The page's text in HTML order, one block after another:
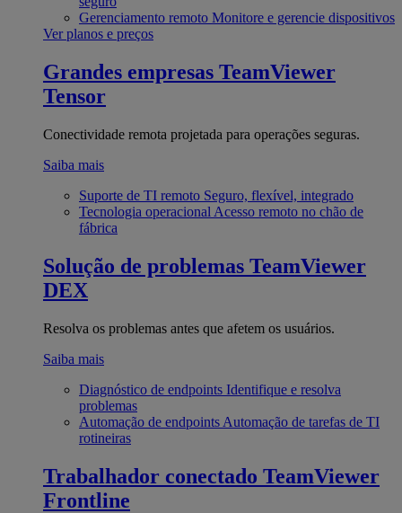
Gerenciamento remoto Monitore e gerencie dispositivos
Ver planos e preços
Grandes empresas TeamViewer
Tensor
Conectividade remota projetada para operações seguras.
Saiba mais
Suporte de TI remoto Seguro, flexível, integrado
Tecnologia operacional Acesso remoto no chão de
fábrica
Solução de problemas TeamViewer
DEX
Resolva os problemas antes que afetem os usuários.
Saiba mais
Diagnóstico de endpoints Identifique e resolva
problemas
Automação de endpoints Automação de tarefas de TI
rotineiras
Trabalhador conectado TeamViewer
Frontline